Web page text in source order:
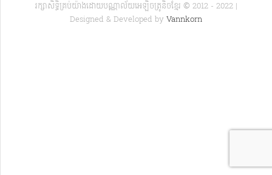
រក្សាសិទ្ធិគ្រប់យ៉ាងដោយបណ្ណាល័យអេឡិចត្រូនិចខ្មែរ © 2012 - 2022 |
Designed & Developed by Vannkorn